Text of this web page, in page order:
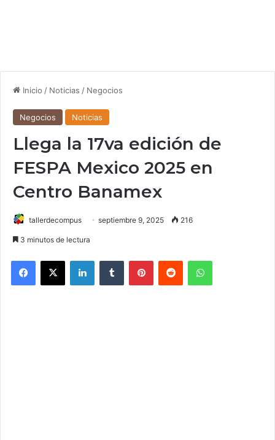
Inicio / Noticias / Negocios
Negocios Noticias
Llega la 17va edición de
FESPA Mexico 2025 en
Centro Banamex
tallerdecompus septiembre 9, 2025 216
3 minutos de lectura